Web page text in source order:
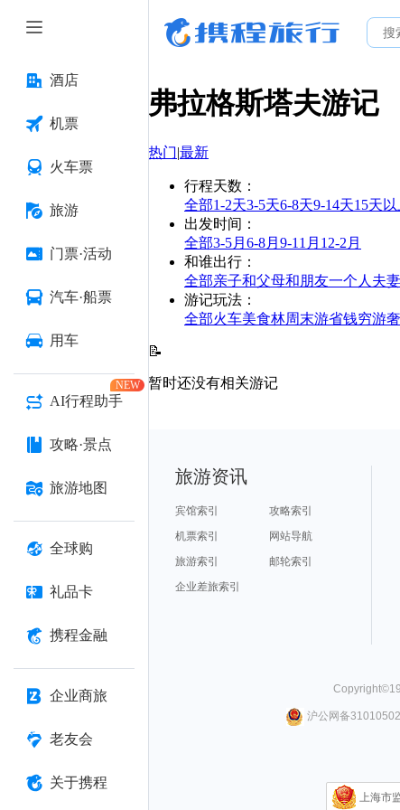
酒店
机票
火车票
旅游
门票·活动
汽车·船票
用车
AI行程助手
NEW
攻略·景点
旅游地图
全球购
礼品卡
携程金融
企业商旅
老友会
关于携程
弗拉格斯塔夫游记
热门|最新
行程天数 ：
全部1-2天3-5天6-8天9-14天15天以
出发时间 ：
全部3-5月 6-8月 9-11月 12-2月
和谁出行 ：
全部亲子和父母和朋友一个人 夫妻
游记玩法 ：
全部火车美食林周末游省钱穷游
📝
暂时还没有相关游记
旅游资讯
宾馆索引
攻略索引
机票索引
网站导航
旅游索引
邮轮索引
企业差旅索引
Copyright©
沪公网备
上海市